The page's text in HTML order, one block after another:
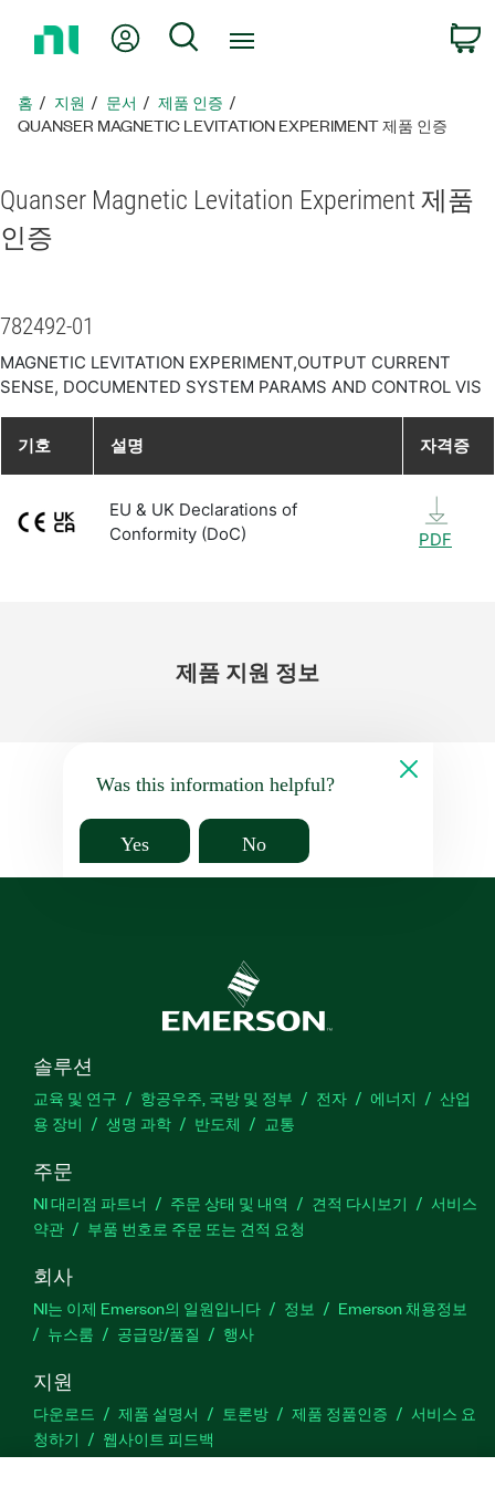
지
로
가
기
내 계정 검색
홈 지원 문서
제품 인증
QUANSER MAGNETIC LEVITATION EXPERIMENT 제품 인증
Quanser Magnetic Levitation Experiment 제품
인증
782492-01
MAGNETIC LEVITATION EXPERIMENT,OUTPUT CURRENT
SENSE, DOCUMENTED SYSTEM PARAMS AND CONTROL VIS
기호 설명 자격증
EU & UK Declarations of
Conformity (DoC)
PDF
제품 지원 정보
Was this information helpful?
Yes No
솔루션
교육 및 연구 항공우주, 국방 및 정부 전자 에너지
산업
용 장비
생명 과학 반도체 교통
주문
NI 대리점 파트너 주문 상태 및 내역 견적 다시보기
서비스
약관
부품 번호로 주문 또는 견적 요청
회사
NI는 이제 Emerson의 일원입니다 정보
Emerson 채용정보
뉴스룸
공급망/품질 행사
지원
다운로드 제품 설명서 토론방 제품 정품인증
서비스 요
청하기
웹사이트 피드백